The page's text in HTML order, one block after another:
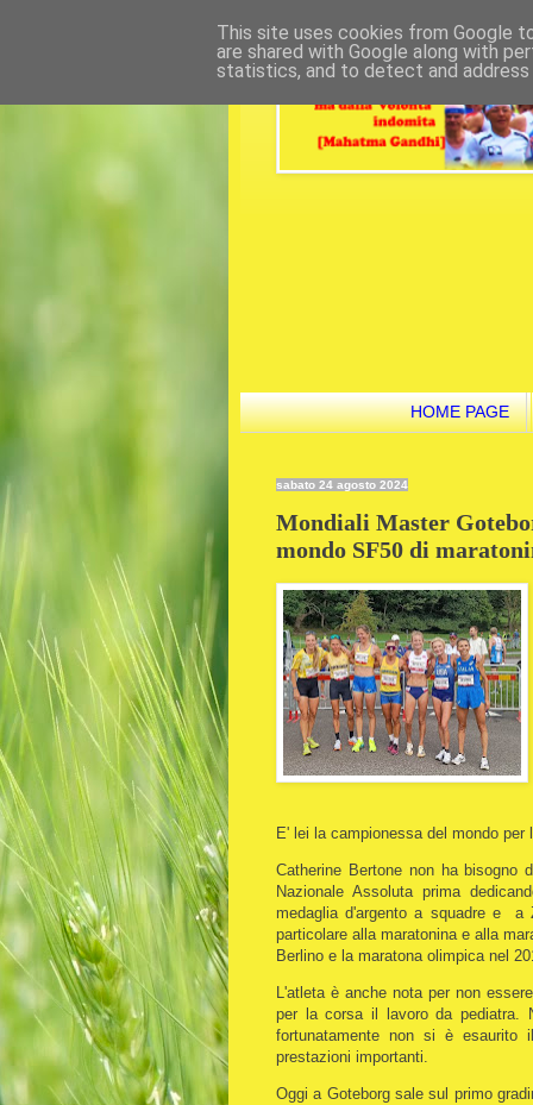
HOME PAGE
sabato 24 agosto 2024
Mondiali Master
mondo SF50 di
E' lei la campionessa del mondo per
Catherine Bertone non ha bisogno
Nazionale Assoluta prima
medaglia d'argento a squadre e
particolare alla maratonina e alla
Berlino e la maratona olimpica nel
L'atleta è anche nota per non
per la corsa il lavoro da pediatra.
fortunatamente non si è
prestazioni importanti.
Oggi a Goteborg sale sul primo
This site uses cookies from Google
are shared with Google along with
statistics, and to detect and address